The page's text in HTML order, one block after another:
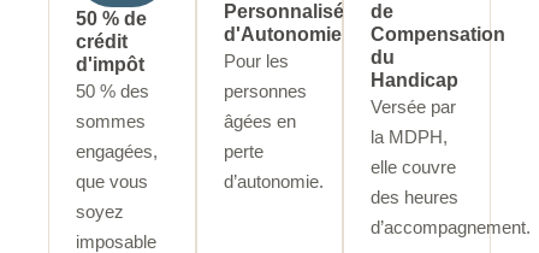
50 % de
crédit
d'impôt
50 % des
sommes
engagées,
que vous
soyez
imposable
Personnalisée
d'Autonomie
Pour les
personnes
âgées en
perte
d’autonomie.
de
Compensation
du
Handicap
Versée par
la MDPH,
elle couvre
des heures
d’accompagnement.